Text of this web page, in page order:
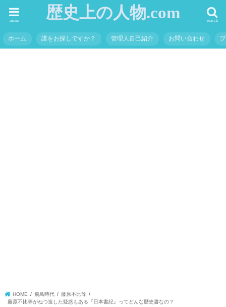
歴史上の人物.com search
menu
ホーム 誰をお探しですか？ 管理人自己紹介 お問い合わせ
HOME 飛鳥時代
藤原不比等
藤原不比等がねつ造した疑惑もある『日本書紀』ってどんな歴史書なの？